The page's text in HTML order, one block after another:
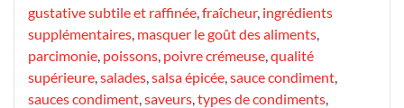
gustative subtile et raffinée,fraîcheur, ingrédients
supplémentaires, masquer le goût des aliments,
parcimonie, poissons, poivre crémeuse,qualité
supérieure,salades,salsa épicée,sauce condiment,
sauces condiment,saveurs,types de condiments,